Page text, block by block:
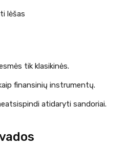
lėšas
tik klasikinės.
finansinių instrumentų.
atidaryti sandoriai.